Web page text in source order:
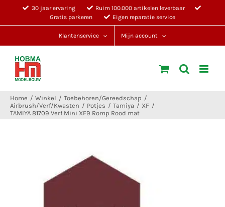
30 jaar ervaring
Ruim 100.000 artikelen leverbaar
Gratis parkeren
Eigen reparatie service
Klantenservice Mijn account
Home Winkel
Toebehoren/Gereedschap
Airbrush/Verf/Kwasten
Potjes Tamiya
XF
TAMIYA 81709 Verf Mini XF9 Romp Rood mat